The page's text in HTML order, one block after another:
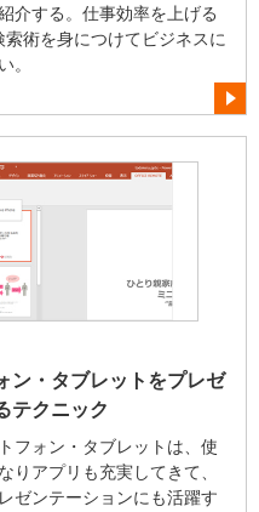
介する。仕事効率を上げる
術を身につけてビジネスに
。
ン・タブレットをプレゼ
テクニック
フォン・タブレットは、使
りアプリも充実してきて、
ゼンテーションにも活躍す